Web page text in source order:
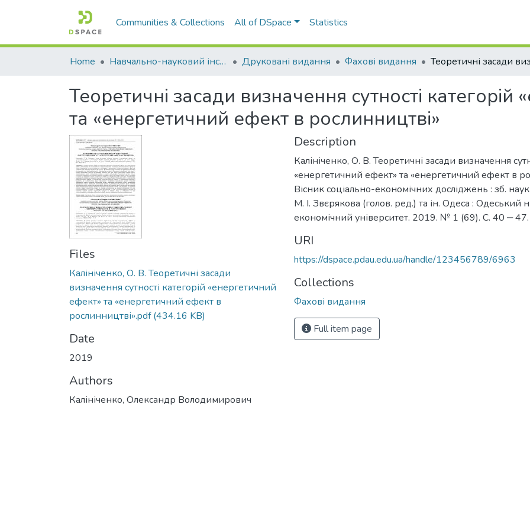
Communities & Collections All of DSpace Statistics
Home Навчально-науковий інститут економіки, управління, права та інформаційних технологій Друковані видання Фахові видання
Теоретичні засади визначення сутності
та «енергетичний ефект в рослинництві»
Files
Калініченко, О. В. Теоретичні засади
визначення сутності категорій «енергетичний
ефект» та «енергетичний ефект в
рослинництві».pdf(434.16 KB)
Date
2019
Authors
Калініченко, Олександр Володимирович
Description
Калініченко, О. В. Теоретичні засади визначення
«енергетичний ефект» та «енергетичний ефект в
Вісник соціально-економічних досліджень : зб.
М. І. Звєрякова (голов. ред.) та ін. Одеса : Одеський
економічний університет. 2019. № 1 (69). С. 40 ‒ 47.
URI
https://dspace.pdau.edu.ua/handle/123456789/6963
Collections
Фахові видання
Full item page